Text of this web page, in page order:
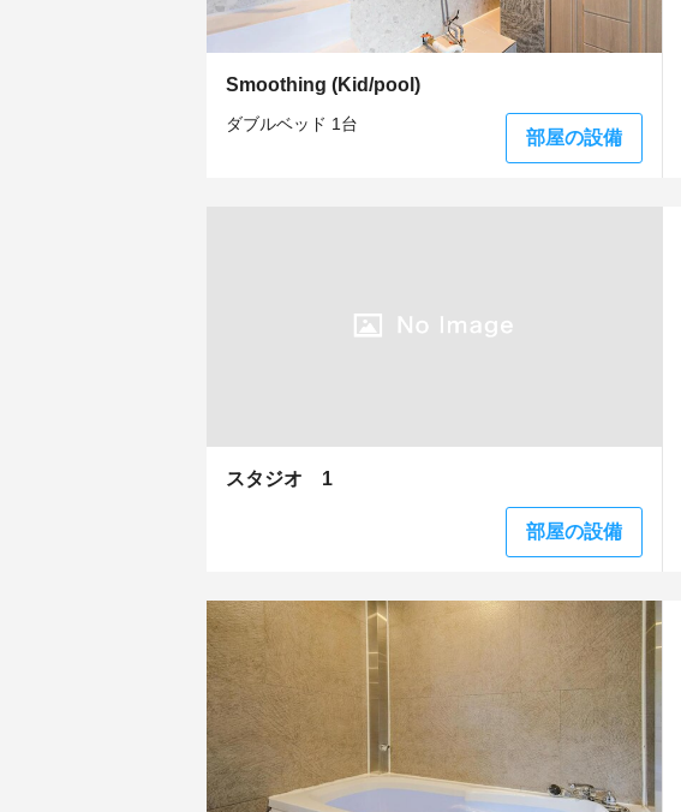
Smoothing (Kid/pool)
ダブルベッド 1台
部屋の設備
スタジオ 1
部屋の設備